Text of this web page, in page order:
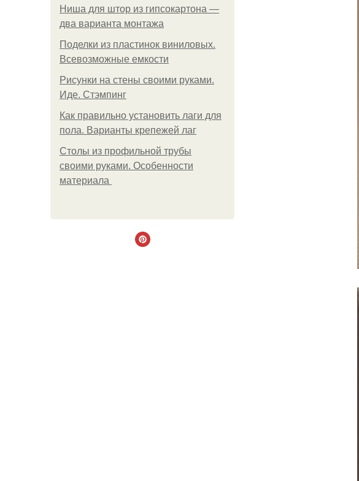
Ниша для штор из гипсокартона —
два варианта монтажа
Поделки из пластинок виниловых.
Всевозможные емкости
Рисунки на стены своими руками.
Иде. Стэмпинг
Как правильно установить лаги для
пола. Варианты крепежей лаг
Столы из профильной трубы
своими руками. Особенности
материала